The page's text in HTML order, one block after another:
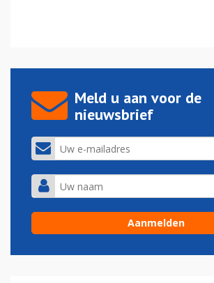
Meld u aan voor de
nieuwsbrief